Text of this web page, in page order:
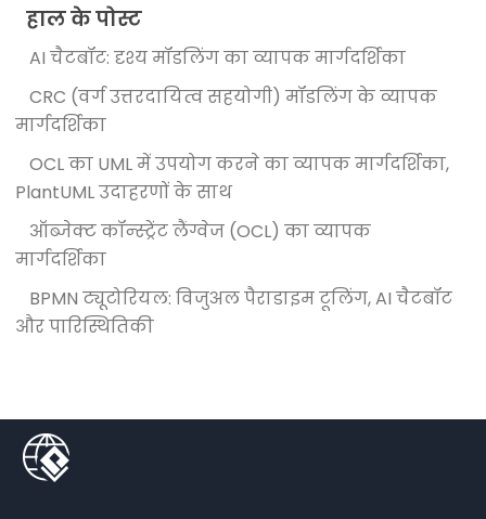
हाल के पोस्ट
AI चैटबॉट: दृश्य मॉडलिंग का व्यापक मार्गदर्शिका
CRC (वर्ग उत्तरदायित्व सहयोगी) मॉडलिंग के व्यापक
मार्गदर्शिका
OCL का UML में उपयोग करने का व्यापक मार्गदर्शिका,
PlantUML उदाहरणों के साथ
ऑब्जेक्ट कॉन्स्ट्रेंट लैंग्वेज (OCL) का व्यापक
मार्गदर्शिका
BPMN ट्यूटोरियल: विजुअल पैराडाइम टूलिंग, AI चैटबॉट
और पारिस्थितिकी